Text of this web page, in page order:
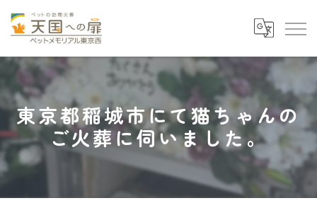
東京都稲城市にて猫ちゃんの
ご火葬に伺いました。